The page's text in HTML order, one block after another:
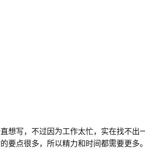
想写，不过因为工作太忙，实在找不出
要点很多，所以精力和时间都需要更多。